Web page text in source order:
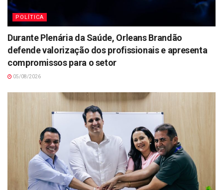
POLÍTICA
Durante Plenária da Saúde, Orleans Brandão
defende valorização dos profissionais e apresenta
compromissos para o setor
05/08/2026